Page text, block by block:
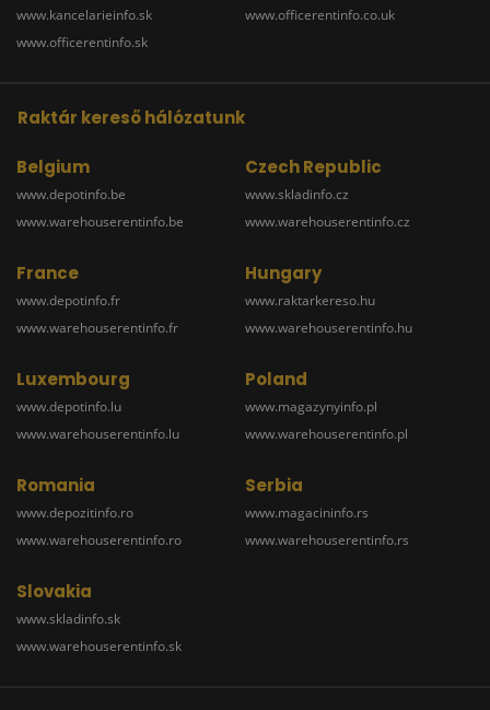
www.kancelarieinfo.sk
www.officerentinfo.sk
www.officerentinfo.co.uk
Raktár kereső hálózatunk
Belgium
www.depotinfo.be
www.warehouserentinfo.be
Czech Republic
www.skladinfo.cz
www.warehouserentinfo.cz
France
www.depotinfo.fr
www.warehouserentinfo.fr
Hungary
www.raktarkereso.hu
www.warehouserentinfo.hu
Luxembourg
www.depotinfo.lu
www.warehouserentinfo.lu
Poland
www.magazynyinfo.pl
www.warehouserentinfo.pl
Romania
www.depozitinfo.ro
www.warehouserentinfo.ro
Serbia
www.magacininfo.rs
www.warehouserentinfo.rs
Slovakia
www.skladinfo.sk
www.warehouserentinfo.sk